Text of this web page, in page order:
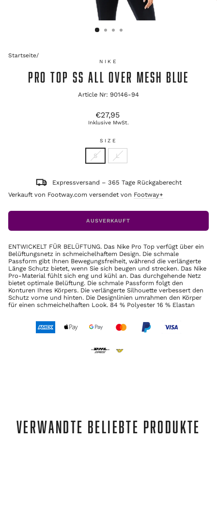
Startseite/
NIKE
PRO TOP SS ALL OVER MESH BLUE
Article Nr: 90146-94
Ursprünglicher
Preis
€27,95
Inklusive MwSt.
SIZE
S L
Expressversand – 365 Tage Rückgaberecht
Verkauft von Footway.com versendet von Footway+
AUSVERKAUFT
ENTWICKELT FÜR BELÜFTUNG. Das Nike Pro Top verfügt über ein
Belüftungsnetz in schmeichelhaftem Design. Die schmale
Passform gibt Ihnen Bewegungsfreiheit, während die verlängerte
Länge Schutz bietet, wenn Sie sich beugen und strecken. Das Nike
Pro-Material fühlt sich eng und kühl an. Das durchgehende Netz
bietet optimale Belüftung. Die schmale Passform folgt den
Konturen Ihres Körpers. Die verlängerte Silhouette verbessert den
Schutz vorne und hinten. Die Designlinien umrahmen den Körper
für einen schmeichelhaften Look. 84 % Polyester 16 % Elastan
VERWANDTE BELIEBTE PRODUKTE